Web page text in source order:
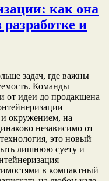
как она
и
задач, где важны
Команды
от идеи до продакшена
окружением, на
независимо от
это новый
лишнюю суету и
в компактный